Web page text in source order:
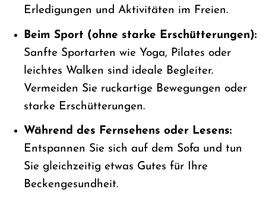
Erledigungen und Aktivitäten im Freien.
Beim Sport (ohne starke Erschütterungen):
Sanfte Sportarten wie Yoga, Pilates oder
leichtes Walken sind ideale Begleiter.
Vermeiden Sie ruckartige Bewegungen oder
starke Erschütterungen.
Während des Fernsehens oder Lesens:
Entspannen Sie sich auf dem Sofa und tun
Sie gleichzeitig etwas Gutes für Ihre
Beckengesundheit.